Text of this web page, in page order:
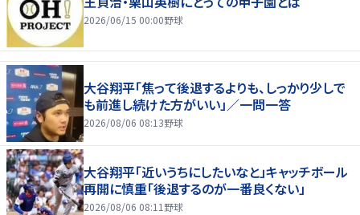
2026/06/15 00:00野球
大谷翔平「焦って後退するよりも、しっかり少しで
も前進し続けた方がいい」／一問一答
2026/08/06 08:13野球
大谷翔平「近いうちにしたいなと」キャッチボール
再開に慎重「後退するのが一番良くない」
2026/08/06 08:11野球